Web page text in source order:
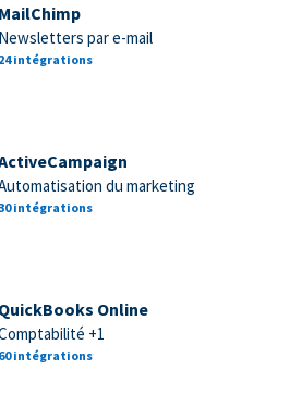
MailChimp
Newsletters par e-mail
24 intégrations
du marketing
intégrations
QuickBooks Online
+1
60 intégrations